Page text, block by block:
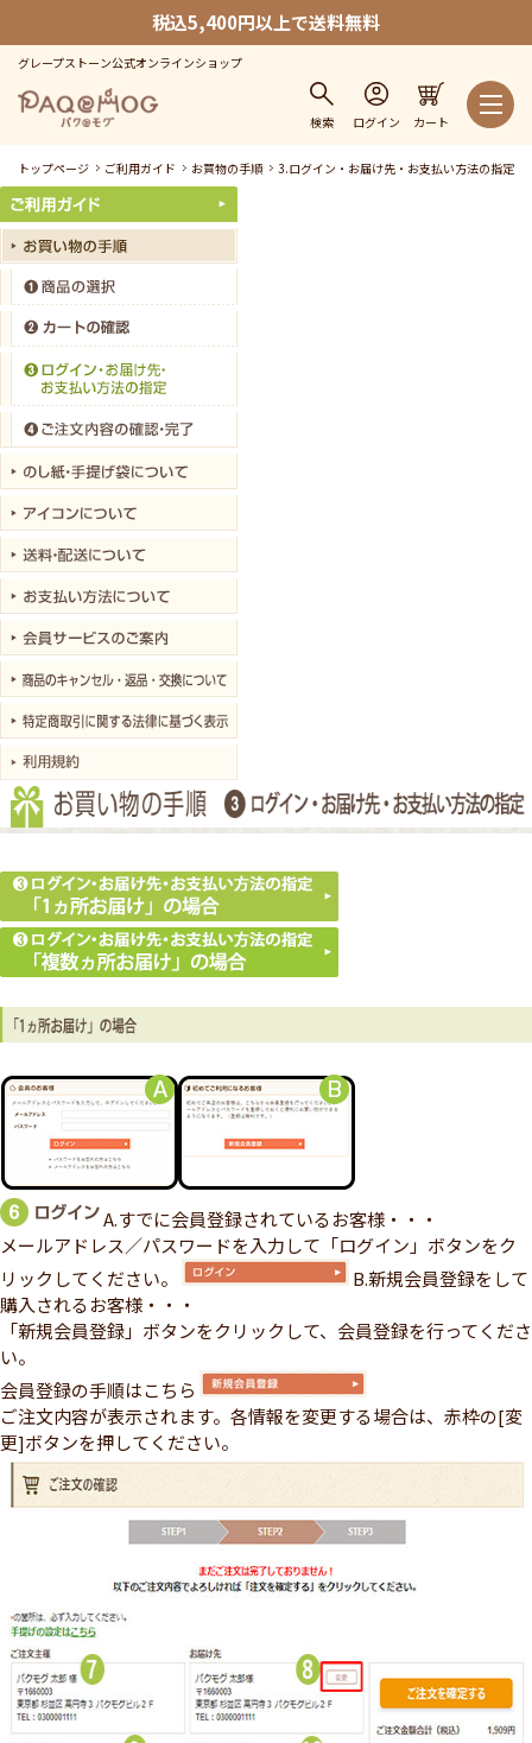
税込5,400円以上で送料無料
グレープストーン公式オンラインショップ
検索 ログイン カート
トップページ ご利用ガイド お買物の手順 3.ログイン・お届け先・お支払い方法の指定
A.すでに会員登録されているお客様・・・
メールアドレス／パスワードを入力して「ログイン」ボタンをク
リックしてください。
B.新規会員登録をして
購入されるお客様・・・
「新規会員登録」ボタンをクリックして、会員登録を行ってくださ
い。
会員登録の手順はこちら
ご注文内容が表示されます。各情報を変更する場合は、赤枠の[変
更]ボタンを押してください。